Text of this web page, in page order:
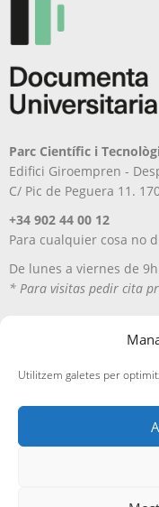
Utilitzem galetes per
Parc Científic i
Edifici Giroempren -
C/ Pic de Peguera 11.
+34 902 44 00 12
Para cualquier cosa no
De lunes a viernes de
* Para visitas pedir cita
Política